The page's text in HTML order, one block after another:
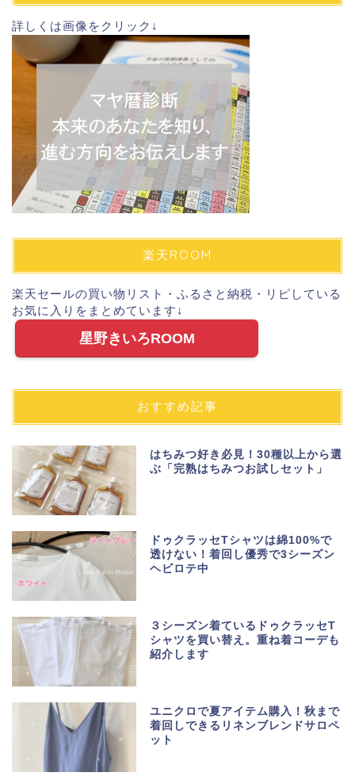
ス
詳しくは画像をクリック↓
楽天ROOM
楽天セールの買い物リスト・ふるさと納税・リピしている
お気に入りをまとめています↓
星野きいろROOM
おすすめ記事
はちみつ好き必見！30種以上から選
ぶ「完熟はちみつお試しセット」
ドゥクラッセTシャツは綿100%で
透けない！着回し優秀で3シーズン
ヘビロテ中
３シーズン着ているドゥクラッセT
シャツを買い替え。重ね着コーデも
紹介します
ユニクロで夏アイテム購入！秋まで
着回しできるリネンブレンドサロペ
ット